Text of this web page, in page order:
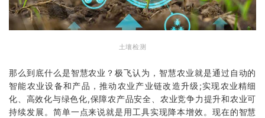
土壤检测
那么到底什么是智慧农业？极飞认为，智慧农业就是通过自动的
智能农业设备和产品，推动农业产业链改造升级;实现农业精细
化、高效化与绿色化,保障农产品安全、农业竞争力提升和农业可
持续发展。简单一点来说就是用工具实现降本增效。现在的智慧